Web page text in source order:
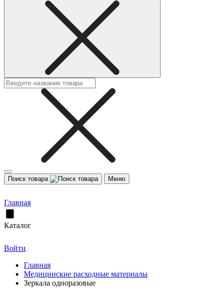
Поиск товара Меню
Главная
Каталог
Войти
Главная
Медицинские расходные материалы
Зеркала одноразовые